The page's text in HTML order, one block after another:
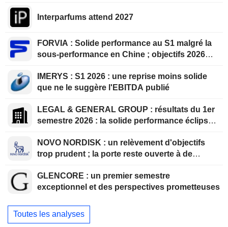
Interparfums attend 2027
FORVIA : Solide performance au S1 malgré la
sous-performance en Chine ; objectifs 2026
IMERYS : S1 2026 : une reprise moins solide
que ne le suggère l'EBITDA publié
LEGAL & GENERAL GROUP : résultats du 1er
semestre 2026 : la solide performance éclipsée
des bénéfices
NOVO NORDISK : un relèvement d'objectifs
trop prudent ; la porte reste ouverte à de
GLENCORE : un premier semestre
exceptionnel et des perspectives prometteuses
Toutes les analyses